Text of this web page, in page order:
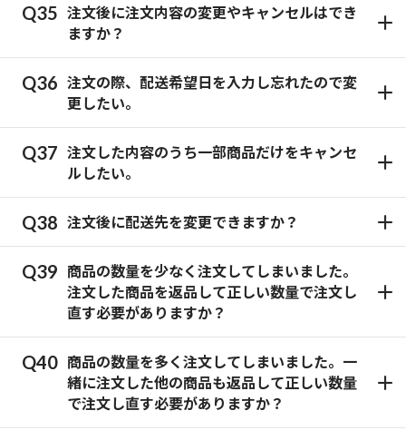
注文後に注文内容の変更やキャンセルはでき
ますか？
注文の際、配送希望日を入力し忘れたので変
更したい。
注文した内容のうち一部商品だけをキャンセ
ルしたい。
注文後に配送先を変更できますか？
商品の数量を少なく注文してしまいました。
注文した商品を返品して正しい数量で注文し
直す必要がありますか？
商品の数量を多く注文してしまいました。一
緒に注文した他の商品も返品して正しい数量
で注文し直す必要がありますか？